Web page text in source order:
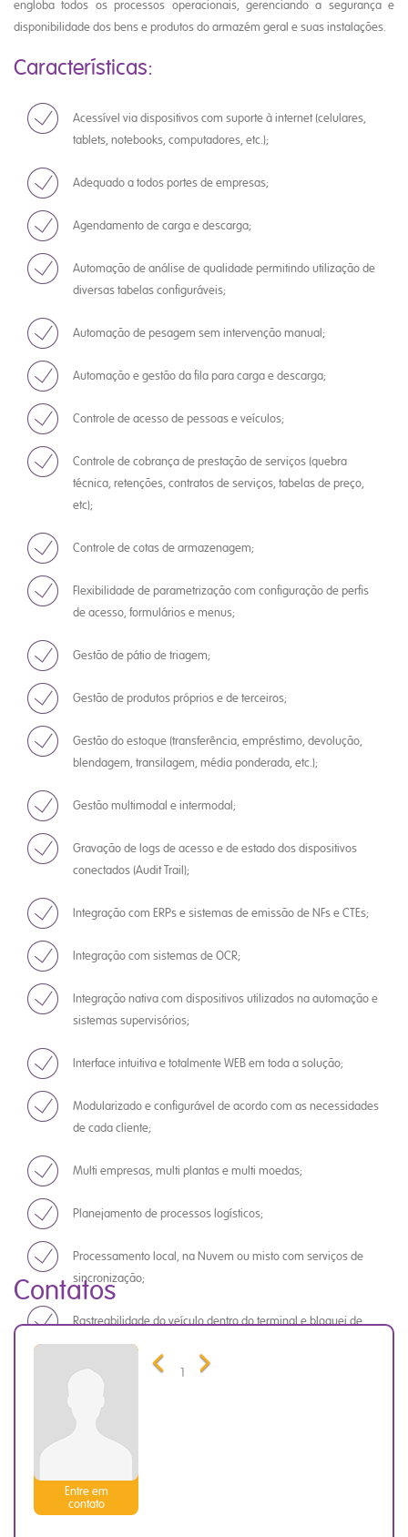
engloba todos os processos operacionais, gerenciando a segurança e
disponibilidade dos bens e produtos do armazém geral e suas instalações.
Características:
Acessível via dispositivos com suporte à internet (celulares,
tablets, notebooks, computadores, etc.);
Adequado a todos portes de empresas;
Agendamento de carga e descarga;
Automação de análise de qualidade permitindo utilização de
diversas tabelas configuráveis;
Automação de pesagem sem intervenção manual;
Automação e gestão da fila para carga e descarga;
Controle de acesso de pessoas e veículos;
Controle de cobrança de prestação de serviços (quebra
técnica, retenções, contratos de serviços, tabelas de preço,
etc);
Controle de cotas de armazenagem;
Flexibilidade de parametrização com configuração de perfis
de acesso, formulários e menus;
Gestão de pátio de triagem;
Gestão de produtos próprios e de terceiros;
Gestão do estoque (transferência, empréstimo, devolução,
blendagem, transilagem, média ponderada, etc.);
Gestão multimodal e intermodal;
Gravação de logs de acesso e de estado dos dispositivos
conectados (Audit Trail);
Integração com ERPs e sistemas de emissão de NFs e CTEs;
Integração com sistemas de OCR;
Integração nativa com dispositivos utilizados na automação e
sistemas supervisórios;
Interface intuitiva e totalmente WEB em toda a solução;
Modularizado e configurável de acordo com as necessidades
de cada cliente;
Multi empresas, multi plantas e multi moedas;
Planejamento de processos logísticos;
Processamento local, na Nuvem ou misto com serviços de
sincronização;
Rastreabilidade do veículo dentro do terminal e bloquei de
rotas;
IDentification).
Contatos
Previous
1
Entre em
contato